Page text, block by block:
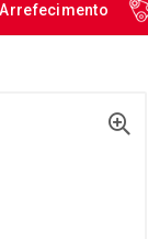
Arrefecimento